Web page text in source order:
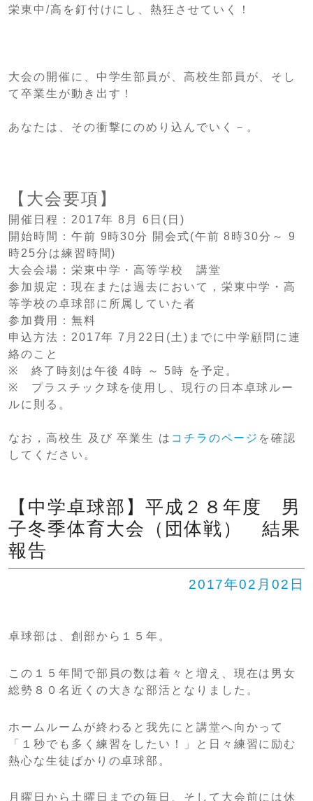
栄東中/高を釘付けにし、熱狂させていく！
大会の開催に、中学生部員が、高校生部員が、そし
て卒業生が動き出す！
あなたは、その衝撃にのめり込んでいく－。
【大会要項】
開催日程：2017年 8月 6日(日)
開始時間：午前 9時30分 開会式(午前 8時30分～ 9
時25分は練習時間)
大会会場：栄東中学・高等学校 講堂
参加規定：現在または過去において，栄東中学・高
等学校の卓球部に所属していた者
参加費用：無料
申込方法：2017年 7月22日(土)までに中学顧問に連
絡のこと
※ 終了時刻は午後 4時 ～ 5時 を予定。
※ プラスチック球を使用し、現行の日本卓球ルー
ルに則る。
なお，高校生 及び 卒業生 は コチラのページ を確認
してください。
【中学卓球部】平成２８年度 男
子冬季体育大会（団体戦） 結果
報告
2017年02月02日
卓球部は、創部から１５年。
この１５年間で部員の数は着々と増え、現在は男女
総勢８０名近くの大きな部活となりました。
ホームルームが終わると我先にと講堂へ向かって
「１秒でも多く練習をしたい！」と日々練習に励む
熱心な生徒ばかりの卓球部。
月曜日から土曜日までの毎日、そして大会前には休